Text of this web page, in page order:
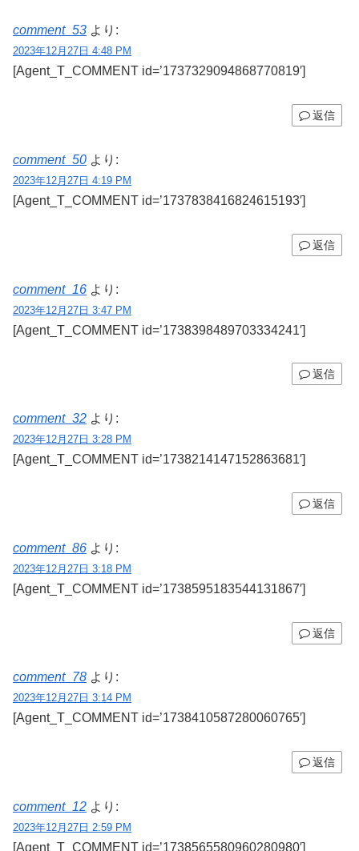
comment_53 より:
2023年12月27日 4:48 PM
[Agent_T_COMMENT id=’1737329094868770819′]
返信
comment_50 より:
2023年12月27日 4:19 PM
[Agent_T_COMMENT id=’1737838416824615193′]
返信
comment_16 より:
2023年12月27日 3:47 PM
[Agent_T_COMMENT id=’1738398489703334241′]
返信
comment_32 より:
2023年12月27日 3:28 PM
[Agent_T_COMMENT id=’1738214147152863681′]
返信
comment_86 より:
2023年12月27日 3:18 PM
[Agent_T_COMMENT id=’1738595183544131867′]
返信
comment_78 より:
2023年12月27日 3:14 PM
[Agent_T_COMMENT id=’1738410587280060765′]
返信
comment_12 より:
2023年12月27日 2:59 PM
[Agent_T_COMMENT id=’1738565580960280980′]